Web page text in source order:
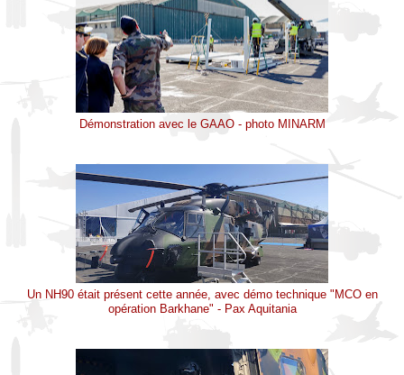
Démonstration avec le GAAO - photo MINARM
Un NH90 était présent cette année, avec démo technique "MCO en
opération Barkhane" - Pax Aquitania